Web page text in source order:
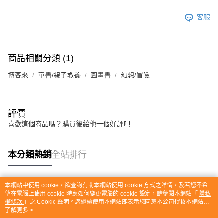
客服
商品相關分類 (1)
博客來 童書/親子教養 圖畫書 幻想/冒險
評價
喜歡這個商品嗎？購買後給他一個好評吧
本分類熱銷全站排行
熱門標籤
本網站中使用 cookie，欲查詢有關本網站使用 cookie 方式之詳情，及若您不希
望在電腦上使用 cookie 時應如何變更電腦的 cookie 設定，請參閱本網站「 隱私
權條款 」之 Cookie 聲明。您繼續使用本網站即表示您同意本公司得按本網站使
用條款之 Cookie 聲明使用 cookie。
了解更多 >